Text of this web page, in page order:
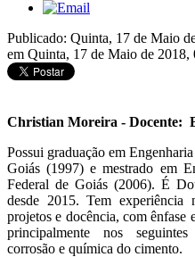
Publicado: Quinta, 17 de Maio
em Quinta, 17 de Maio de 2018,
Christian Moreira - Docente:
Possui graduação em
Goiás (1997) e mestrado em
Federal de Goiás (2006). É
desde 2015. Tem
projetos e docência, com ênfase
principalmente nos
corrosão e química do cimento.